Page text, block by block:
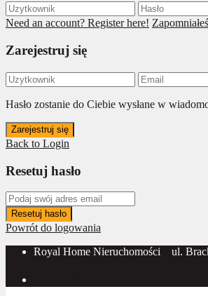
Need an account? Register here!
Zarejestruj się
Hasło zostanie do Ciebie wysłane w
Zarejestruj się
Back to Login
Resetuj hasło
Resetuj hasło
Powrót do logowania
Royal Home Nieruchomości
ul.